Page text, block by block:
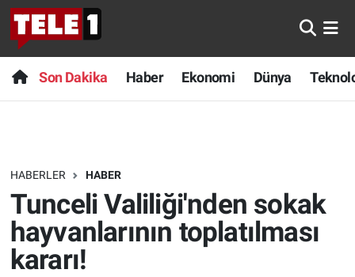
Son Dakika Haber Ekonomi Dünya
HABERLER HABER
Tunceli Valiliği'nden sokak
hayvanlarının toplatılması
kararı!
Anında Manşet
Başka Sohbetler
Bilim turu
Bilim ve Teknoloji Evreni
Doğa Konuşuyor
Son Dakika
Haber
Dünya
Teknoloji
Sağlık
Nöbetçi Eczaneler
Hava Durumu
Trafik Durumu
Süper Lig Puan Durumu ve Fikstür
Tüm Manşetler